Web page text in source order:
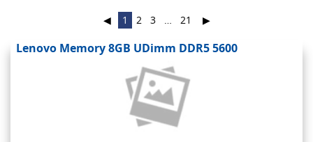
◀ 1 2 3 … 21 ▶
Lenovo Memory 8GB UDimm DDR5 5600